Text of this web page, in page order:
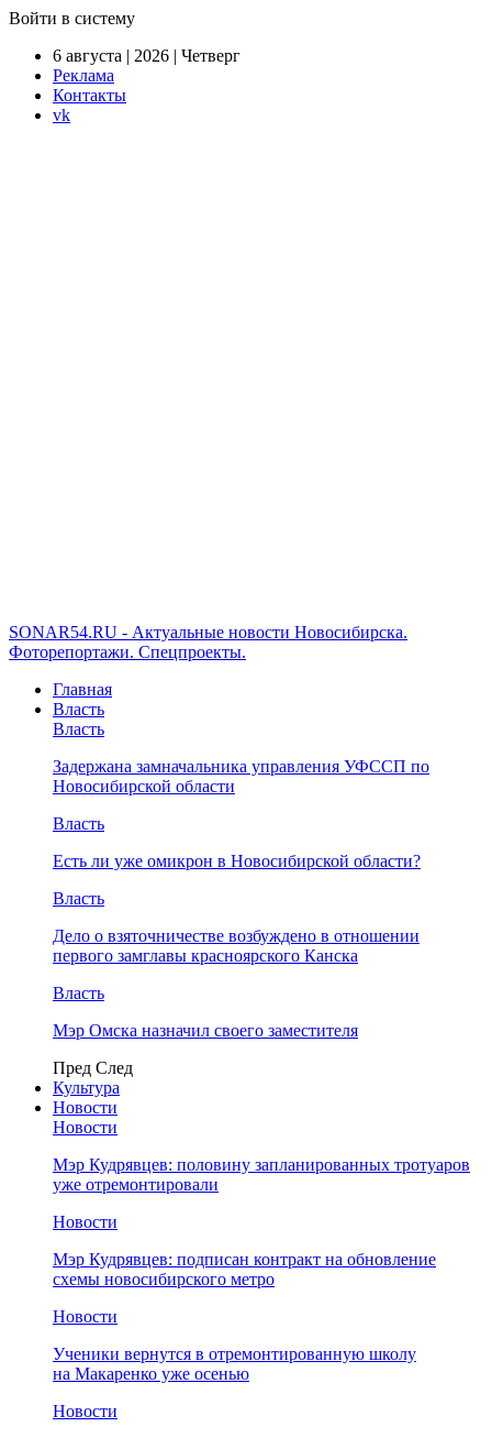
Войти в систему
6 августа | 2026 | Четверг
Реклама
Контакты
vk
SONAR54.RU - Актуальные новости Новосибирска.
Фоторепортажи. Спецпроекты.
Главная
Власть
Власть
Задержана замначальника управления УФССП по
Новосибирской области
Власть
Есть ли уже омикрон в Новосибирской области?
Власть
Дело о взяточничестве возбуждено в отношении
первого замглавы красноярского Канска
Власть
Мэр Омска назначил своего заместителя
Пред След
Культура
Новости
Новости
Мэр Кудрявцев: половину запланированных тротуаров
уже отремонтировали
Новости
Мэр Кудрявцев: подписан контракт на обновление
схемы новосибирского метро
Новости
Ученики вернутся в отремонтированную школу
на Макаренко уже осенью
Новости